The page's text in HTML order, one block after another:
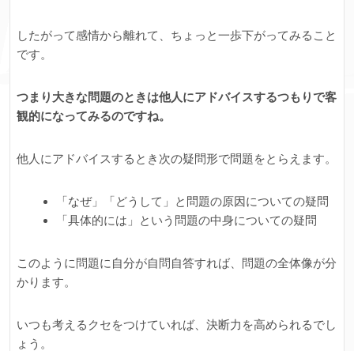
したがって感情から離れて、ちょっと一歩下がってみること
です。
つまり大きな問題のときは他人にアドバイスするつもりで客
観的になってみるのですね。
他人にアドバイスするとき次の疑問形で問題をとらえます。
「なぜ」「どうして」と問題の原因についての疑問
「具体的には」という問題の中身についての疑問
このように問題に自分が自問自答すれば、問題の全体像が分
かります。
いつも考えるクセをつけていれば、決断力を高められるでし
ょう。